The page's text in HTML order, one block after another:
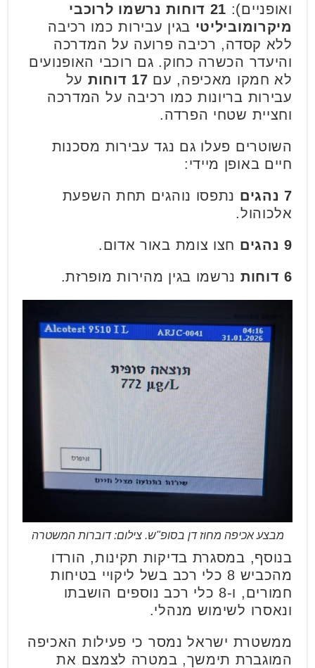
ואופניים):
21 דוחות נרשמו לרוכבי
מיקרומוביליטי בגין עבירות כמו רכיבה
ללא קסדה, רכיבה פרועה על המדרכה
והיעדר הכשרה כחוק. גם רוכבי האופנועים
לא חמקו מאכיפה, עם 17 דוחות
על
עבירות בריונות כמו רכיבה על המדרכה
וחציית שטחי הפרדה.
השוטרים פעלו גם נגד עבירות מסכנות
חיים באופן מיידי:
7 נהגים
נתפסו נוהגים תחת השפעת
אלכוהול.
9 נהגים חצו צומת באור אדום.
6 דוחות נרשמו בגין מהירות מופרזת.
מבצע אכיפה מחוז דן בסופ"ש. צילום: דוברות המשטרה
בנוסף, במסגרת בדיקות תקינות, הורדו
מהכביש 8 כלי רכב בשל ליקויי בטיחות
חמורים, ו-8 כלי רכב נוספים הושבתו
ונאסרו לשימוש מנהלי.
ממשטרת ישראל נמסר כי פעילות האכיפה
המוגברת תימשך, במטרה לצמצם את